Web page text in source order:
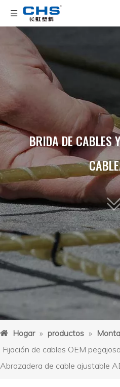
BRIDA DE CABLES
Hogar » productos »
Fijación de cables OEM
Abrazadera de cable ajustable